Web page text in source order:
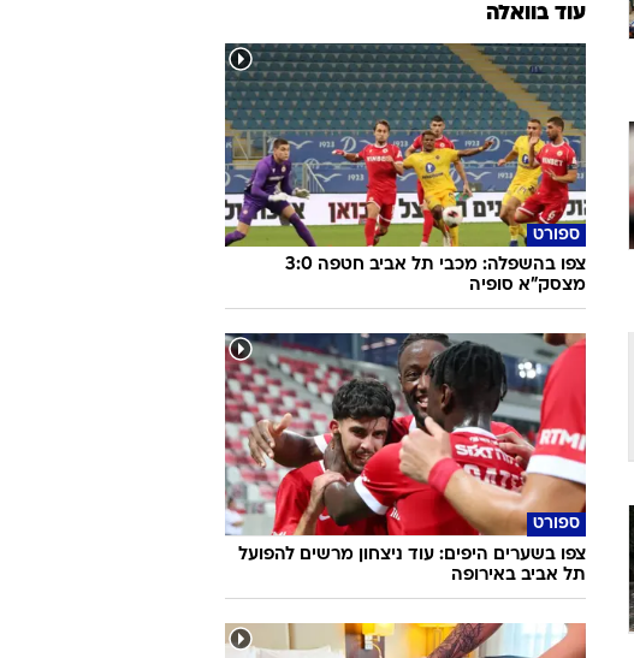
עוד בוואלה
ספורט
צפו בהשפלה: מכבי תל אביב חטפה 3:0
מצסק"א סופיה
ספורט
צפו בשערים היפים: עוד ניצחון מרשים להפועל
תל אביב באירופה